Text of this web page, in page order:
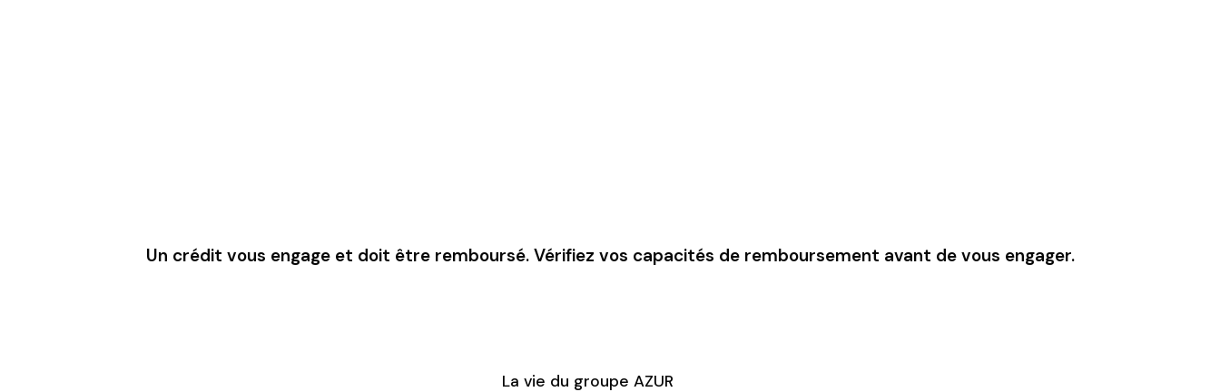
Un crédit vous engage et doit être remboursé. Vérifiez vos capacités de remboursement avant de vous engager.
La vie du groupe AZUR